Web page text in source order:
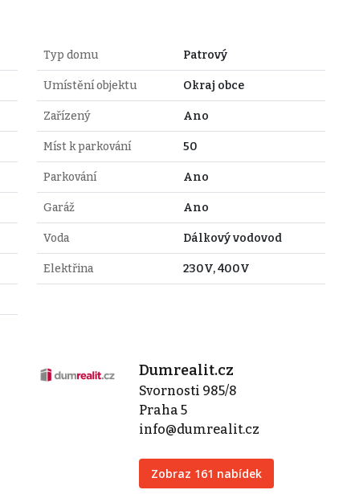
Typ domu Patrový
Umístění objektu Okraj obce
Zařízený Ano
Míst k parkování 50
Parkování Ano
Garáž Ano
Voda Dálkový vodovod
Elektřina 230V, 400V
Dumrealit.cz
Svornosti 985/8
Praha 5
info@dumrealit.cz
Zobraz 161 nabídek